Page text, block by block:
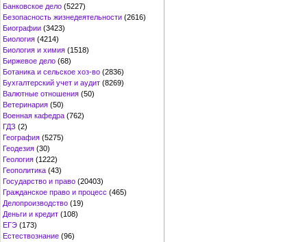
Банковское дело (5227)
Безопасность жизнедеятельности (2616)
Биографии (3423)
Биология (4214)
Биология и химия (1518)
Биржевое дело (68)
Ботаника и сельское хоз-во (2836)
Бухгалтерский учет и аудит (8269)
Валютные отношения (50)
Ветеринария (50)
Военная кафедра (762)
ГДЗ (2)
География (5275)
Геодезия (30)
Геология (1222)
Геополитика (43)
Государство и право (20403)
Гражданское право и процесс (465)
Делопроизводство (19)
Деньги и кредит (108)
ЕГЭ (173)
Естествознание (96)